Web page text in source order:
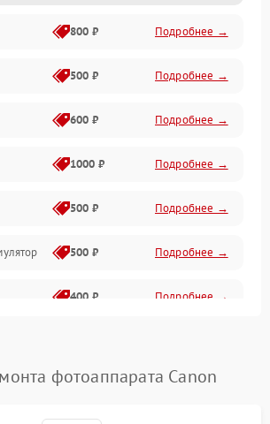
цепей
памяти
интерфейсы
800 ₽ Подробнее →
500 ₽ Подробнее →
600 ₽ Подробнее →
1000 ₽ Подробнее →
500 ₽ Подробнее →
500 ₽ Подробнее →
400 ₽ Подробнее →
фотоаппарата Canon